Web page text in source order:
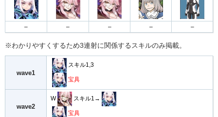
wave1
宝具
wave2
スキル2
宝具
スキル1→
スキル2→
宝具
– – – – –
※わかりやすくするため3連射に関係するスキルのみ掲載。
wave1
スキル1,3
宝具
wave2
W スキル1→
宝具